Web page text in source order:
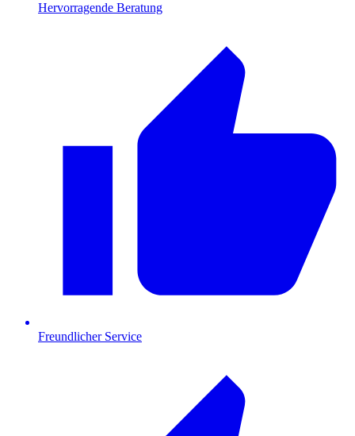
Hervorragende Beratung
Freundlicher Service